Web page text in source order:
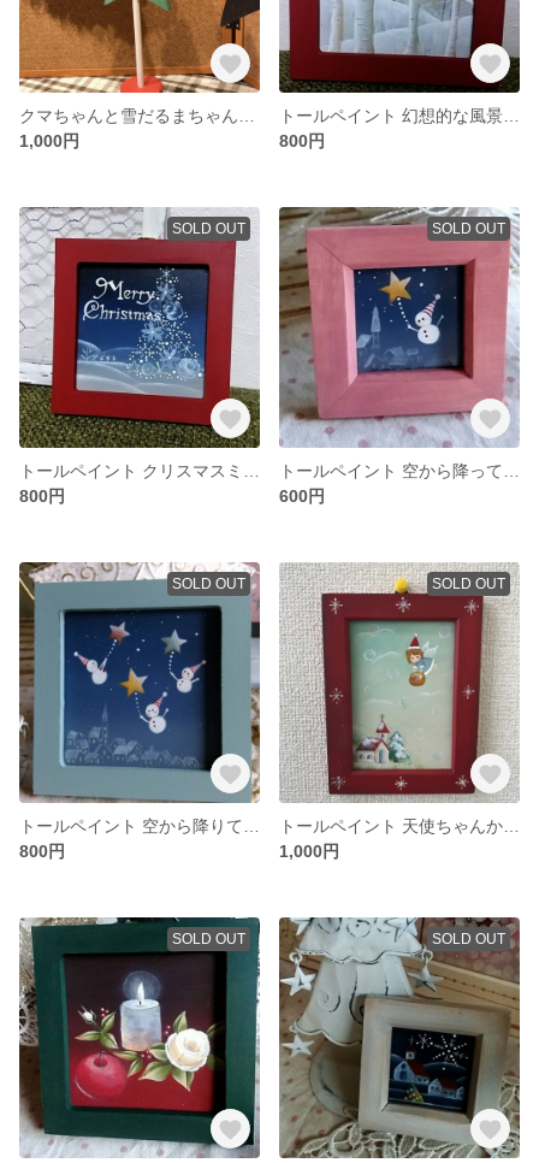
1,000円
800円
SOLD OUT
800円
SOLD OUT
600円
SOLD OUT
800円
SOLD OUT
1,000円
SOLD OUT SOLD OUT